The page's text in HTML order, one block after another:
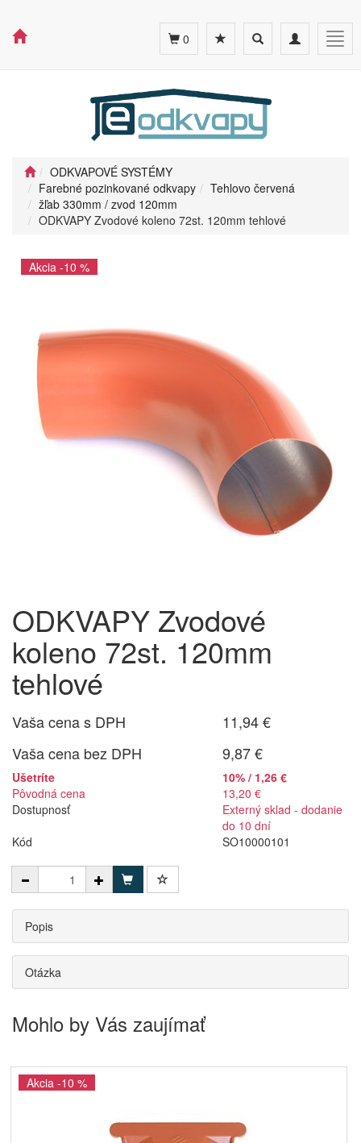
Toggle
navigation
Toggle
search
0
ODKVAPOVÉ SYSTÉMY
Farebné pozinkované odkvapy
Tehlovo červená
žľab 330mm / zvod 120mm
ODKVAPY Zvodové koleno 72st. 120mm tehlové
Akcia -10 %
ODKVAPY Zvodové
koleno 72st. 120mm
tehlové
Vaša cena s DPH
11,94 €
Vaša cena bez DPH
9,87 €
Ušetríte
10% / 1,26 €
Pôvodná cena
13,20 €
Dostupnosť
Externý sklad - dodanie
do 10 dní
Kód
SO10000101
Popis
Otázka
Mohlo by Vás zaujímať
Akcia -10 %